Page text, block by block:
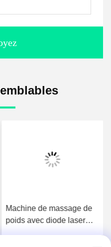
Machine de massage de
poids avec diode laser